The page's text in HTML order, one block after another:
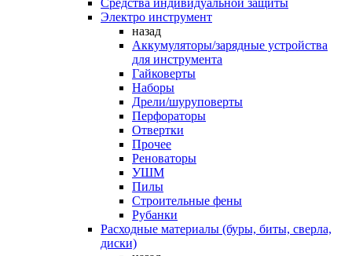
Средства индивидуальной защиты
Электро инструмент
назад
Аккумуляторы/зарядные устройства
для инструмента
Гайковерты
Наборы
Дрели/шуруповерты
Перфораторы
Отвертки
Прочее
Реноваторы
УШМ
Пилы
Строительные фены
Рубанки
Расходные материалы (буры, биты, сверла,
диски)